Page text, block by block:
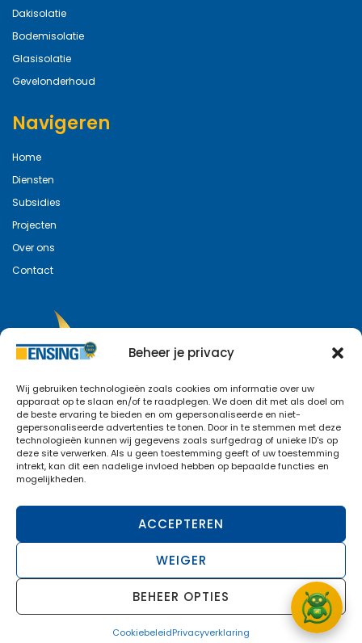
Beheer je privacy
Wij gebruiken technologieën zoals cookies om informatie over uw
apparaat op te slaan en/of te raadplegen. We doen dit met als doel om
de beste ervaring te bieden en om gepersonaliseerde en niet-
gepersonaliseerde advertenties te tonen. Door in te stemmen met deze
technologieën kunnen wij gegevens zoals surfgedrag of unieke ID's op
deze site verwerken. Als u geen toestemming geeft of uw toestemming
intrekt, kan dit een nadelige invloed hebben op bepaalde functies en
mogelijkheden.
ACCEPTEREN
WEIGER
BEHEER OPTIES
CookiebeleidPrivacyverklaring
Dakisolatie
Bodemisolatie
Glasisolatie
Gevelonderhoud
Navigeren
Home
Diensten
Subsidies
Projecten
Over ons
Contact
Privacyverklaring
realisatieDe Leo Media